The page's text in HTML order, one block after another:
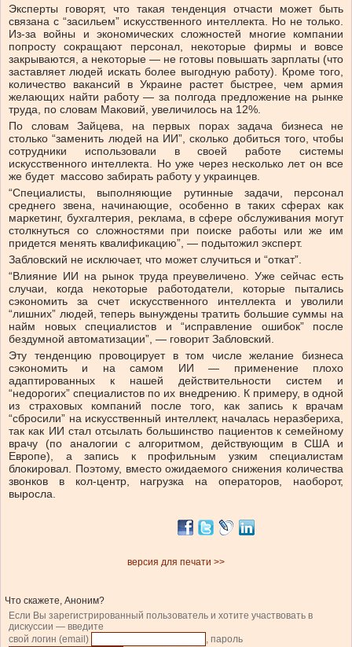
Эксперты говорят, что такая тенденция отчасти может быть
связана с “засильем” искусственного интеллекта. Но не только.
Из-за войны и экономических сложностей многие компании
попросту сокращают персонал, некоторые фирмы и вовсе
закрываются, а некоторые — не готовы повышать зарплаты (что
заставляет людей искать более выгодную работу). Кроме того,
количество вакансий в Украине растет быстрее, чем армия
желающих найти работу — за полгода предложение на рынке
труда, по словам Маковий, увеличилось на 12%.
По словам Зайцева, на первых порах задача бизнеса не
столько “заменить людей на ИИ”, сколько добиться того, чтобы
сотрудники использовали в своей работе системы
искусственного интеллекта. Но уже через несколько лет он все
же будет массово забирать работу у украинцев.
“Специалисты, выполняющие рутинные задачи, персонал
среднего звена, начинающие, особенно в таких сферах как
маркетинг, бухгалтерия, реклама, в сфере обслуживания могут
столкнуться со сложностями при поиске работы или же им
придется менять квалификацию”, — подытожил эксперт.
Забловский не исключает, что может случиться и “откат”.
“Влияние ИИ на рынок труда преувеличено. Уже сейчас есть
случаи, когда некоторые работодатели, которые пытались
сэкономить за счет искусственного интеллекта и уволили
“лишних” людей, теперь вынуждены тратить большие суммы на
найм новых специалистов и “исправление ошибок” после
бездумной автоматизации”, — говорит Забловский.
Эту тенденцию провоцирует в том числе желание бизнеса
сэкономить и на самом ИИ — применение плохо
адаптированных к нашей действительности систем и
“недорогих” специалистов по их внедрению. К примеру, в одной
из страховых компаний после того, как запись к врачам
“сбросили” на искусственный интеллект, началась неразбериха,
так как ИИ стал отсылать большинство пациентов к семейному
врачу (по аналогии с алгоритмом, действующим в США и
Европе), а запись к профильным узким специалистам
блокировал. Поэтому, вместо ожидаемого снижения количества
звонков в кол-центр, нагрузка на операторов, наоборот,
выросла.
версия для печати >>
Что скажете, Аноним?
Если Вы зарегистрированный пользователь и хотите участвовать в
дискуссии — введите
свой логин (email)
, пароль